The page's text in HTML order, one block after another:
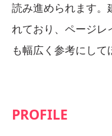
読み進められます。
れており、ページレ
も幅広く参考にして
PROFILE